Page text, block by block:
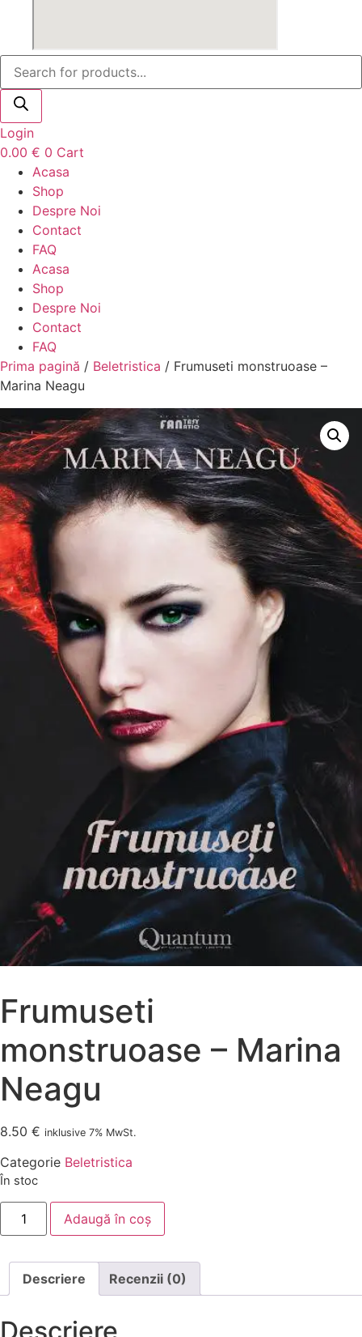
Products
search
Login
0.00 € 0 Cart
Acasa
Shop
Despre Noi
Contact
FAQ
Acasa
Shop
Despre Noi
Contact
FAQ
Prima pagină / Beletristica / Frumuseti monstruoase –
Marina Neagu
Frumuseti
monstruoase – Marina
Neagu
8.50 € inklusive 7% MwSt.
Categorie Beletristica
În stoc
Cantitate
Frumuseti
monstruoase
Marina
Neagu
Adaugă în coș
Descriere Recenzii (0)